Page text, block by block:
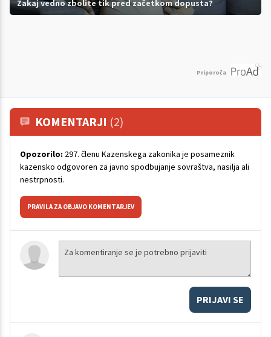
Zakaj vedno zbolite tik pred začetkom dopusta?
Priporoča
KOMENTARJI (2)
Opozorilo: 297. členu Kazenskega zakonika je posameznik
kazensko odgovoren za javno spodbujanje sovraštva, nasilja ali
nestrpnosti.
PRAVILA ZA OBJAVO KOMENTARJEV
PRIJAVI SE